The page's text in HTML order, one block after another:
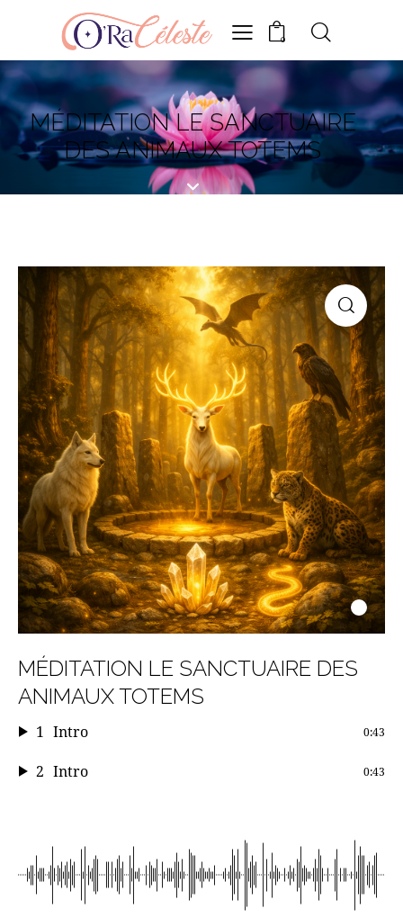
0
MÉDITATION LE SANCTUAIRE
DES ANIMAUX TOTEMS
MÉDITATION LE SANCTUAIRE DES
ANIMAUX TOTEMS
1 Intro 0:43
2 Intro 0:43
Lecteur audio